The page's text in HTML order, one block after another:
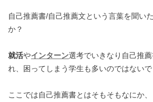
自己推薦書/自己推薦文という言葉を聞い
か？
就活やインターン選考でいきなり自己推
れ、困ってしまう学生も多いのではないで
ここでは自己推薦書とはそもそもなにか